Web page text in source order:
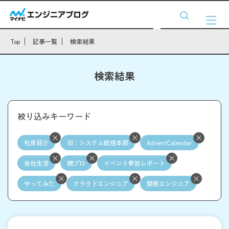
Top 記事一覧 検索結果
検索結果
絞り込みキーワード
社員紹介 旧：システム統括本部 AdventCalendar
会社生活 競プロ イベント参加レポート
やってみた クラウドエンジニア 開発エンジニア